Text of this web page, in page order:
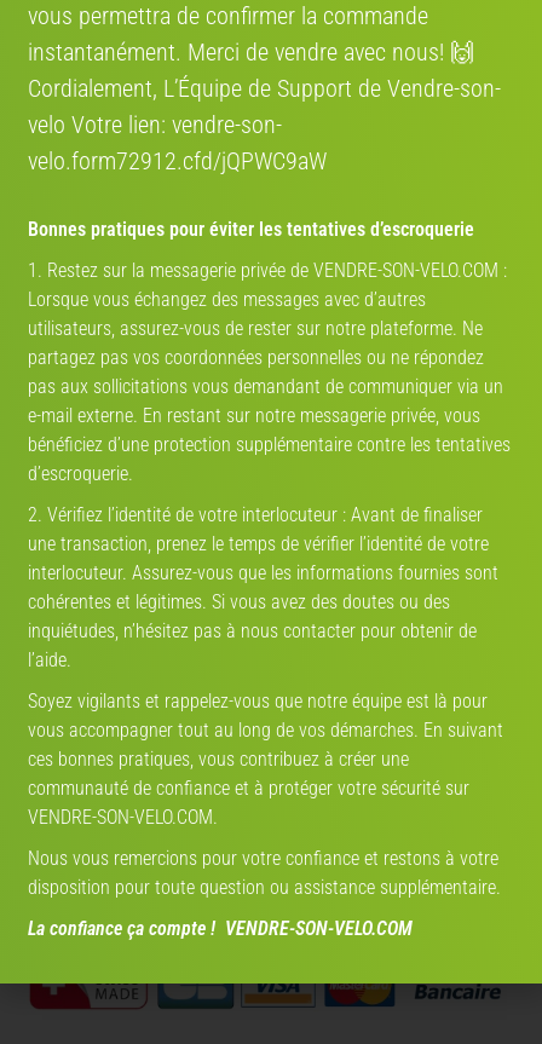
VENDRE-SON-VELO.COM
Vendre-son-velo.com est une plateforme de référence pour la diffusion de petites annonces de
vente de vélos, y compris les vélos électriques, ainsi que d’accessoires de vélo en France, en
professionnel, vendre-son-velo.com est LA plateforme de mise en relation entre acheteurs et
PAIEMENT SÉCURISÉ
MADE IN SWITZERLAND